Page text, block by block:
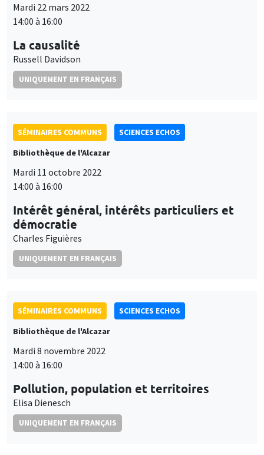
Mardi 22 mars 2022
14:00 à 16:00
La causalité
Russell Davidson
UNIQUEMENT EN FRANÇAIS
SÉMINAIRES COMMUNS
SCIENCES ECHOS
Bibliothèque de l'Alcazar
Mardi 11 octobre 2022
14:00 à 16:00
Intérêt général, intérêts particuliers et
démocratie
Charles Figuières
UNIQUEMENT EN FRANÇAIS
SÉMINAIRES COMMUNS
SCIENCES ECHOS
Bibliothèque de l'Alcazar
Mardi 8 novembre 2022
14:00 à 16:00
Pollution, population et territoires
Elisa Dienesch
UNIQUEMENT EN FRANÇAIS